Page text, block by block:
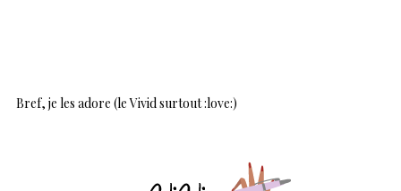
Bref, je les adore (le Vivid surtout :love:)